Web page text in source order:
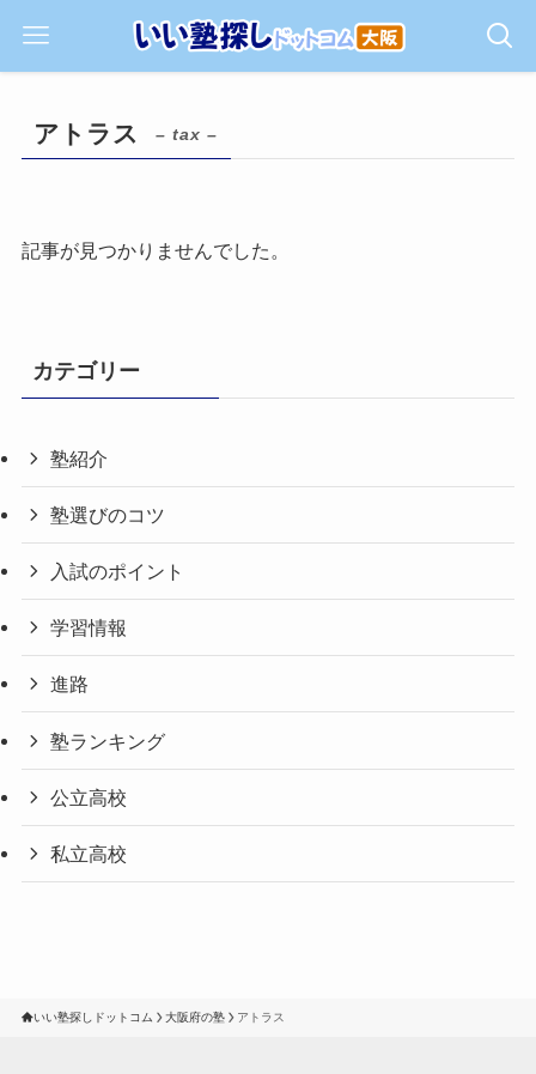
アトラス – tax –
記事が見つかりませんでした。
カテゴリー
塾紹介
塾選びのコツ
入試のポイント
学習情報
進路
塾ランキング
公立高校
私立高校
いい塾探しドットコム 大阪府の塾 アトラス